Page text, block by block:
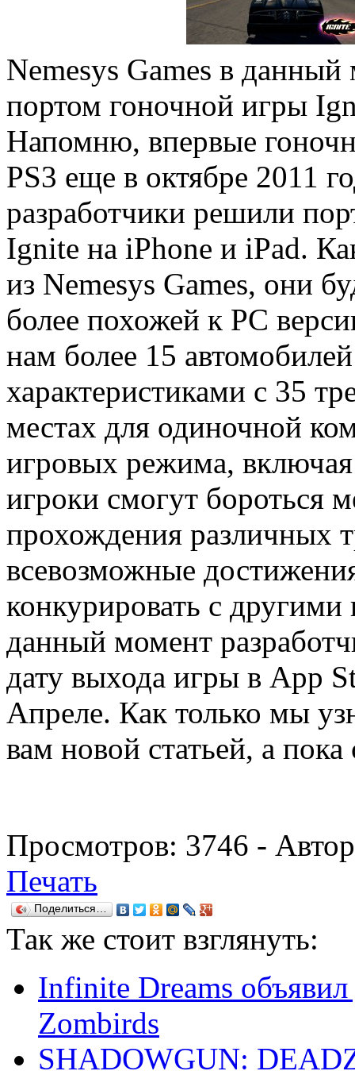
Nemesys Games в
портом гоночной игры
Напомню, впервые
PS3 еще в октябре 2011
разработчики решили
Ignite на iPhone и iPad.
из Nemesys Games, они
более похожей к PC
нам более 15
характеристиками с 35
местах для одиночной
игровых режима, включая
игроки смогут бороться
прохождения различных
всевозможные
конкурировать с
данный момент
дату выхода игры в App
Апреле. Как только мы
вам новой статьей, а
Просмотров: 3746 -
Печать
Поделиться…
Так же стоит взглянуть:
Infinite Dreams
Zombirds
SHADOWGUN: